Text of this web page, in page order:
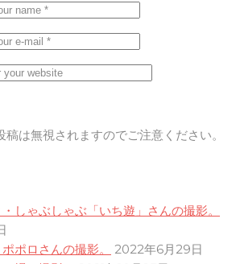
は無視されますのでご注意ください。
しゃぶしゃぶ「いち遊」さんの撮影。
ポロさんの撮影。
2022年6月29日